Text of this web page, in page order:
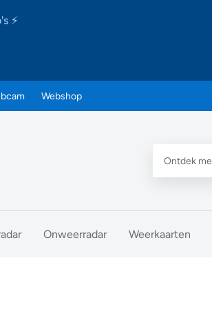
⚡
Webshop
Onweerradar Weerkaarten